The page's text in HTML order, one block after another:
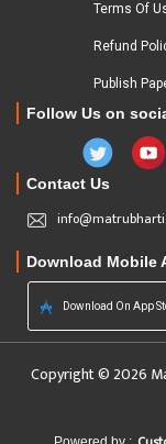
Terms Of
Refund
Publish
Follow Us on
Contact Us
Download Mobile
Download On App
Copyright © 2026